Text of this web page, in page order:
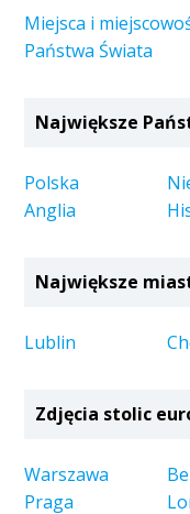
Miejsca i
Państwa Świata
Największe
Polska
Anglia
Największe
Lublin
Zdjęcia stolic
Warszawa
Praga